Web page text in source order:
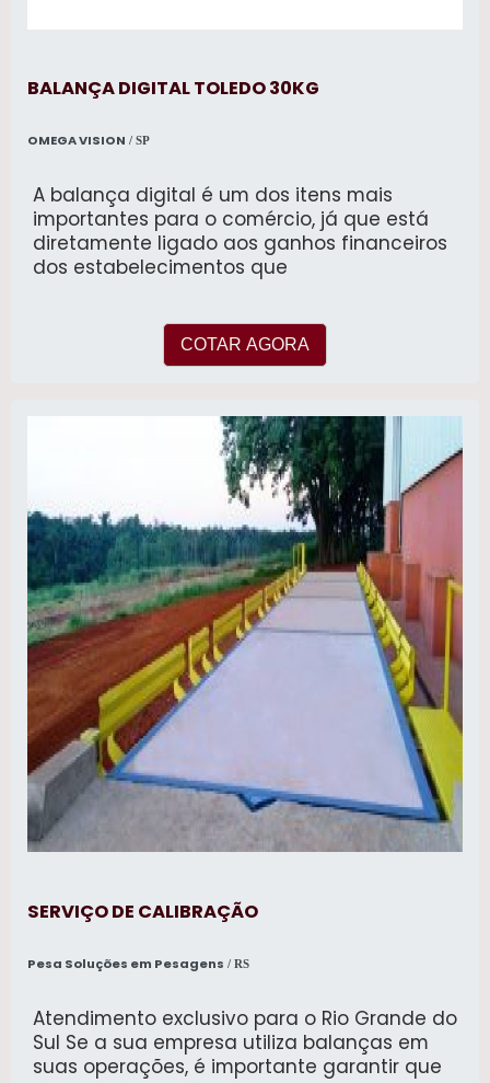
BALANÇA DIGITAL TOLEDO 30KG
OMEGA VISION / SP
A balança digital é um dos itens mais
importantes para o comércio, já que está
diretamente ligado aos ganhos financeiros
dos estabelecimentos que
COTAR AGORA
SERVIÇO DE CALIBRAÇÃO
Pesa Soluções em Pesagens / RS
Atendimento exclusivo para o Rio Grande do
Sul Se a sua empresa utiliza balanças em
suas operações, é importante garantir que